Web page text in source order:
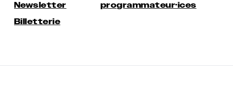
Newsletter
Billetterie
programmateur·ices